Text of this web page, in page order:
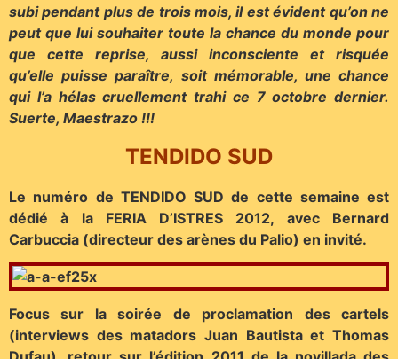
subi pendant plus de trois mois, il est évident qu’on ne
peut que lui souhaiter toute la chance du monde pour
que cette reprise, aussi inconsciente et risquée
qu’elle puisse paraître, soit mémorable, une chance
qui l’a hélas cruellement trahi ce 7 octobre dernier.
Suerte, Maestrazo !!!
TENDIDO SUD
Le numéro de TENDIDO SUD de cette semaine est
dédié à la FERIA D’ISTRES 2012, avec Bernard
Carbuccia (directeur des arènes du Palio) en invité.
Focus sur la soirée de proclamation des cartels
(interviews des matadors Juan Bautista et Thomas